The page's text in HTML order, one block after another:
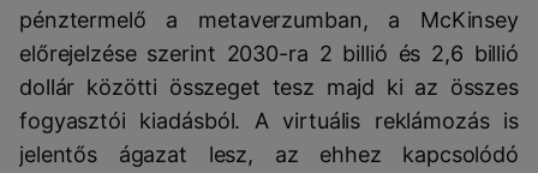
pénztermelő a metaverzumban, a McKinsey
előrejelzése szerint 2030-ra 2 billió és 2,6 billió
dollár közötti összeget tesz majd ki az összes
fogyasztói kiadásból. A virtuális reklámozás is
jelentős ágazat lesz, az ehhez kapcsolódó